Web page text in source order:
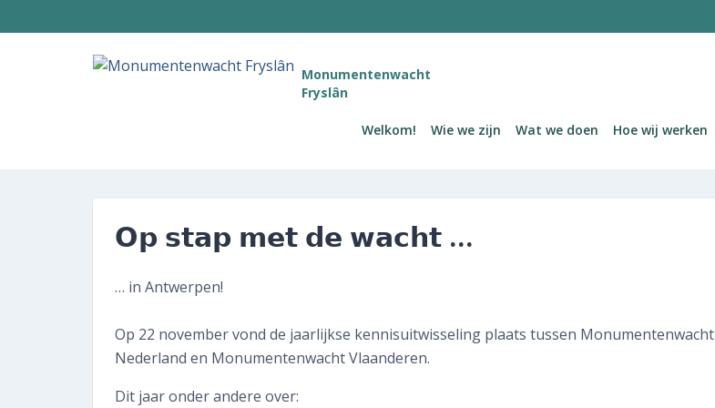
Monumentenwacht
Fryslân
Welkom! Wie we zijn Wat we doen Hoe wij werken
𝗢𝗽 𝘀𝘁𝗮𝗽 𝗺𝗲𝘁 𝗱𝗲 𝘄𝗮𝗰𝗵𝘁 …
… in Antwerpen!
Op 22 november vond de jaarlijkse kennisuitwisseling plaats tussen Monumentenwacht
Nederland en Monumentenwacht Vlaanderen.
Dit jaar onder andere over:
Nieuws en publicaties